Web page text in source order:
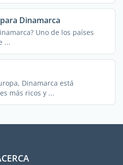
Dinamarca
Uno de los países
...
Dinamarca está
más ricos y ...